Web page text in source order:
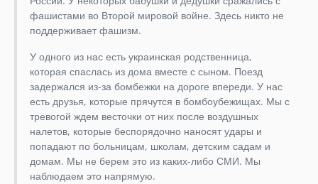
1.0.1
1.0.0
0.3.0
0.1.4
0.1.3
0.1.2
0.1.1
0.1.0
фашистами во Второй мировой войне. Здесь никто не
поддерживает фашизм.
У одного из нас есть украинская родственница,
которая спаслась из дома вместе с сыном. Поезд
задержался из-за бомбежки на дороге впереди. У нас
есть друзья, которые прячутся в бомбоубежищах. Мы с
тревогой ждем весточки от них после воздушных
налетов, которые беспорядочно наносят удары и
попадают по больницам, школам, детским садам и
домам. Мы не берем это из каких-либо СМИ. Мы
наблюдаем это напрямую.